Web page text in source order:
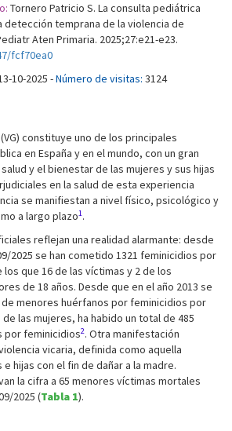
Tornero Patricio S. La consulta pediátrica
detección temprana de la violencia de
Aten Primaria. 2025;27:e21-e23.
fcf70ea0
10-2025 -Número de visitas: 3124
constituye uno de los principales
en España y en el mundo, con un gran
y el bienestar de las mujeres y sus hijas
en la salud de esta experiencia
se manifiestan a nivel físico, psicológico y
a largo plazo1.
reflejan una realidad alarmante: desde
2025 se han cometido 1321 feminicidios por
que 16 de las víctimas y 2 de los
de 18 años. Desde que en el año 2013 se
menores huérfanos por feminicidios por
las mujeres, ha habido un total de 485
por feminicidios2. Otra manifestación
vicaria, definida como aquella
hijas con el fin de dañar a la madre.
la cifra a 65 menores víctimas mortales
2025 (Tabla 1).